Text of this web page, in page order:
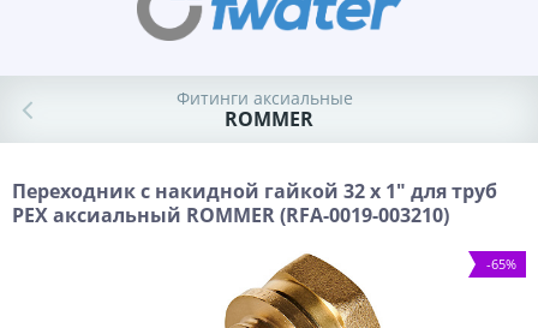
Фитинги аксиальные
ROMMER
Переходник с накидной гайкой 32 x 1" для труб
PEХ аксиальный ROMMER (RFA-0019-003210)
-65%